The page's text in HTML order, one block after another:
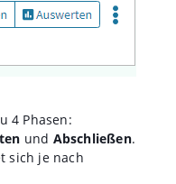
4 Phasen:
und Abschließen.
sich je nach